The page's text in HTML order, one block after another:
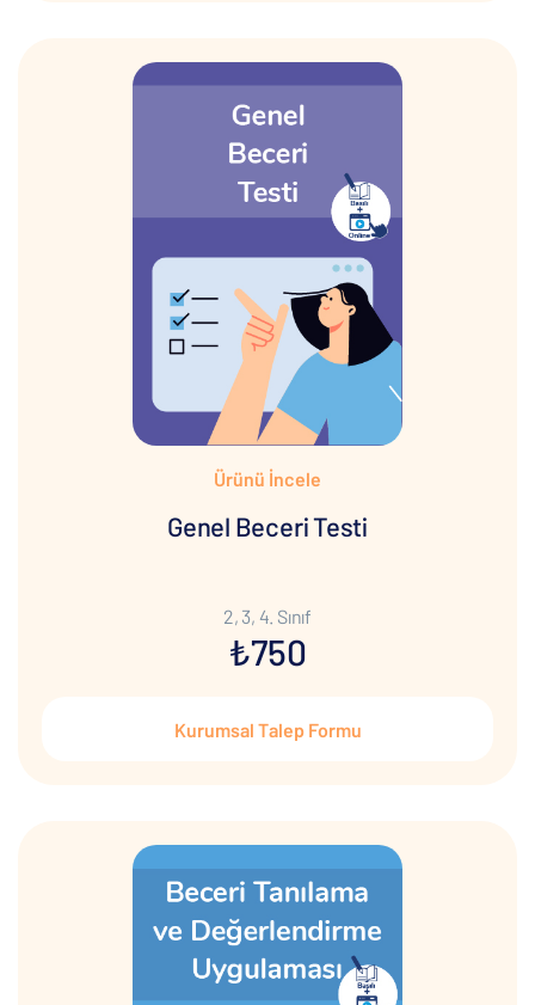
Ürünü İncele
Genel Beceri Testi
2, 3, 4. Sınıf
₺750
Kurumsal Talep Formu